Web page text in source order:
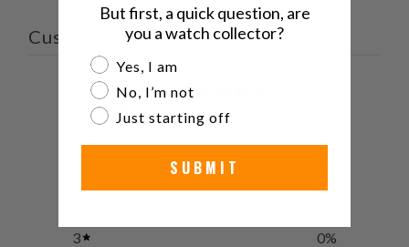
Customer reviews
0 / 50 reviews
3
0%
But first, a quick question, are
you a watch collector?
Are you a watch collector?
Yes, I am
No, I’m not
Just starting off
SUBMIT